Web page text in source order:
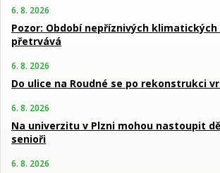
6. 8. 2026
Pozor: Období nepříznivých
přetrvává
6. 8. 2026
Do ulice na Roudné se po rekonstrukci
6. 8. 2026
Na univerzitu v Plzni mohou nastoupit
senioři
6. 8. 2026